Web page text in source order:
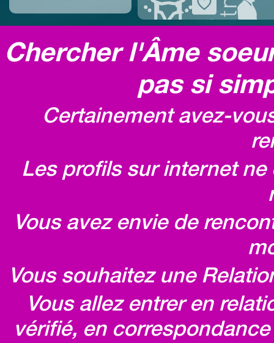
Chercher l'Âme
pas si
Certainement avez-
Les profils sur internet
Vous avez envie de
Vous souhaitez une
Vous allez entrer en
vérifié, en